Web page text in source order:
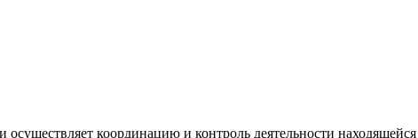
координацию и контроль деятельности